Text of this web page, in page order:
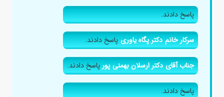
پاسخ دادند.
سرکار خانم دکتر پگاه یاوریپاسخ دادند.
جناب آقای دکتر ارسلان بهمنی پورپاسخ دادند.
پاسخ دادند.